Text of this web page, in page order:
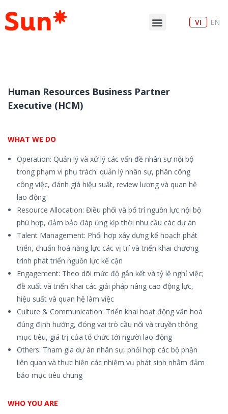
VI EN
Human Resources Business Partner
Executive (HCM)
WHAT WE DO
Operation: Quản lý và xử lý các vấn đề nhân sự nội bộ
trong phạm vi phụ trách: quản lý nhân sự, phân công
công việc, đánh giá hiệu suất, review lương và quan hệ
lao động
Resource Allocation: Điều phối và bố trí nguồn lực nội bộ
phù hợp, đảm bảo đáp ứng kịp thời nhu cầu các dự án
Talent Management: Phối hợp xây dựng kế hoạch phát
triển, chuẩn hoá năng lực các vị trí và triển khai chương
trình phát triển nguồn lực kế cận
Engagement: Theo dõi mức độ gắn kết và tỷ lệ nghỉ việc;
đề xuất và triển khai các giải pháp nâng cao động lực,
hiệu suất và quan hệ làm việc
Culture & Communication: Triển khai hoạt động văn hoá
đúng định hướng, đóng vai trò cầu nối và truyền thông
mục tiêu, giá trị của tổ chức tới người lao động
Others: Tham gia dự án nhân sự, phối hợp các bộ phận
liên quan và thực hiện các nhiệm vụ phát sinh nhằm đảm
bảo mục tiêu chung
WHO YOU ARE